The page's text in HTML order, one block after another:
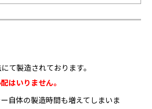
て製造されております。
はいりません。
自体の製造時間も増えてしまいま